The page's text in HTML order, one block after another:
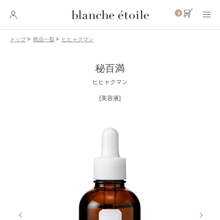
0
トップ 商品一覧 ヒヒャクマン
秘百満
ヒヒャクマン
[美容液]
ベースメイク
ボディ・ヘアケア
インナーケア